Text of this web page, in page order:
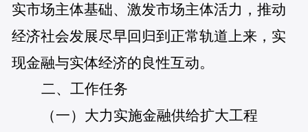
实市场主体基础、激发市场主体活力，推动
经济社会发展尽早回归到正常轨道上来，实
现金融与实体经济的良性互动。
二、工作任务
（一）大力实施金融供给扩大工程